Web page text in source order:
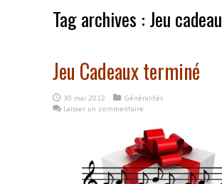
Tag archives : Jeu cadeau
Jeu Cadeaux terminé
30 mai 2012
Généralités
Laisser un commentaire